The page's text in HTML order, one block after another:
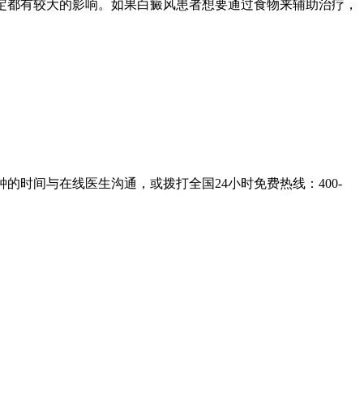
有较大的影响。如果白癜风患者想要通过食物来辅助治疗，
时间与在线医生沟通，或拨打全国24小时免费热线： 400-